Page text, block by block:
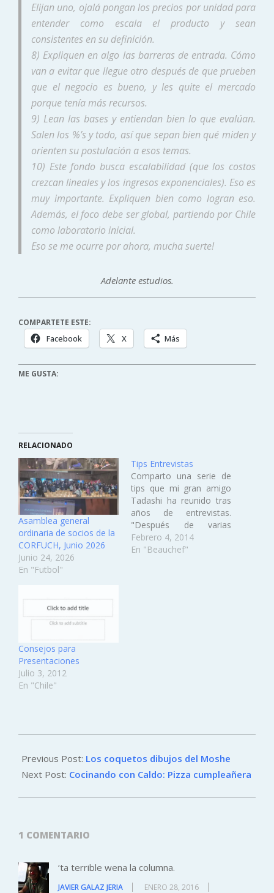
Elijan uno, ojalá pongan los precios por unidad para
entender como escala el producto y sean
consistentes en su definición.
8) Expliquen en algo las barreras de entrada. Cómo
van a evitar que llegue otro después de que prueben
que el negocio es bueno, y les quite el mercado
porque tenía más recursos.
9) Lean las bases y entiendan bien lo que evalúan.
Salen los %’s y todo, así que sepan bien qué miden y
orienten su postulación a esos temas.
10) Este fondo busca escalabilidad (que los costos
crezcan lineales y los ingresos exponenciales). Eso es
muy importante. Expliquen bien como logran eso.
Además, el foco debe ser global, partiendo por Chile
como laboratorio inicial.
Eso se me ocurre por ahora, mucha suerte!
Adelante estudios.
COMPARTETE ESTE:
Facebook X Más
ME GUSTA:
RELACIONADO
Asamblea general
ordinaria de socios de la
CORFUCH, Junio 2026
Junio 24, 2026
En "Futbol"
Tips Entrevistas
Comparto una serie de
tips que mi gran amigo
Tadashi ha reunido tras
años de entrevistas.
"Después de varias
entrevistas, quiero
contarles mis queridos
Febrero 4, 2014
En "Beauchef"
Consejos para
Presentaciones
Julio 3, 2012
En "Chile"
01-
21
Previous Post: Los coquetos dibujos del Moshe
Next Post: Cocinando con Caldo: Pizza cumpleañera
1 COMENTARIO
‘ta terrible wena la columna.
JAVIER GALAZ JERIA
ENERO 28, 2016